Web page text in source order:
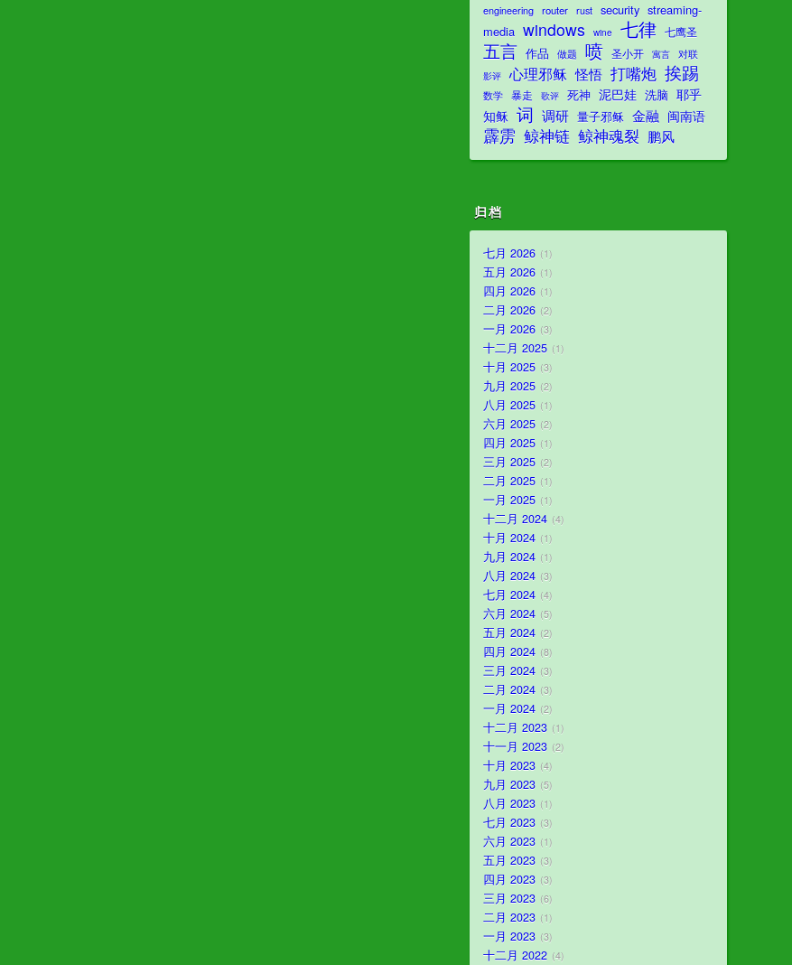
engineering
router rust security streaming-
media windows wine 七律 七鹰圣
五言 作品 做题 喷 圣小开 寓言 对联
影评 心理邪稣 怪悟 打嘴炮 挨踢
数学 暴走 歌评 死神 泥巴娃 洗脑 耶乎
知稣 词 调研 量子邪稣 金融 闽南语
霹雳 鲸神链 鲸神魂裂 鹏风
归档
七月 2026 1
五月 2026 1
四月 2026 1
二月 2026 2
一月 2026 3
十二月 2025 1
十月 2025 3
九月 2025 2
八月 2025 1
六月 2025 2
四月 2025 1
三月 2025 2
二月 2025 1
一月 2025 1
十二月 2024 4
十月 2024 1
九月 2024 1
八月 2024 3
七月 2024 4
六月 2024 5
五月 2024 2
四月 2024 8
三月 2024 3
二月 2024 3
一月 2024 2
十二月 2023 1
十一月 2023 2
十月 2023 4
九月 2023 5
八月 2023 1
七月 2023 3
六月 2023 1
五月 2023 3
四月 2023 3
三月 2023 6
二月 2023 1
一月 2023 3
十二月 2022 4